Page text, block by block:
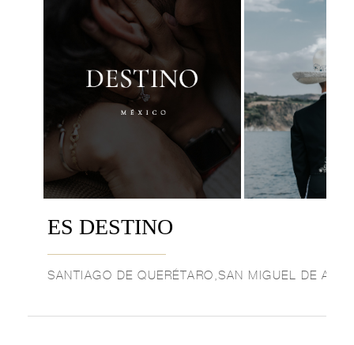
ES DESTINO
SANTIAGO DE QUERÉTARO,SAN MIGUEL DE